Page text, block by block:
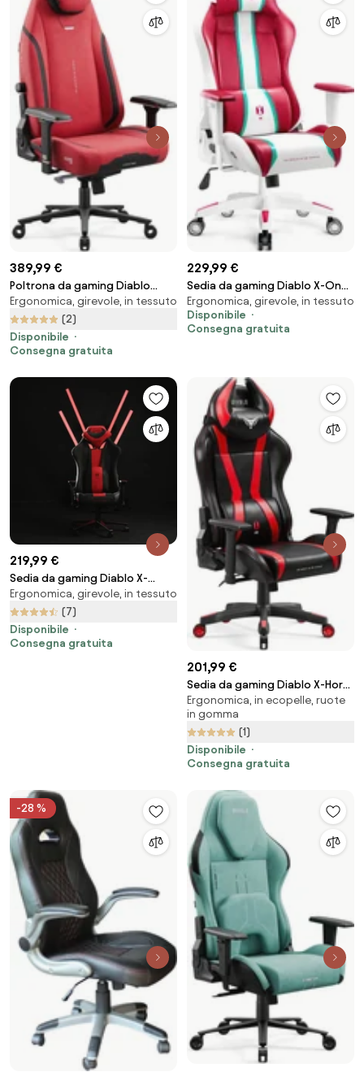
389,99 €
Poltrona da gaming Diablo
X.Eye Prime, Normal Size, Bloody
Mary
Ergonomica, girevole, in tessuto
(2)
Disponibile
Consegna gratuita
229,99 €
Sedia da gaming Diablo X-One
2.0 Candy Rose: Normal Size
Ergonomica, girevole, in tessuto
Disponibile
Consegna gratuita
219,99 €
Sedia da gaming Diablo X-
Player 2.0 in materiale Normal
Size: Nero
Ergonomica, girevole, in tessuto
(7)
Disponibile
Consegna gratuita
201,99 €
Sedia da gaming Diablo X-Horn
2.0 Normal Size, Nero-rosso
Ergonomica, in ecopelle, ruote
in gomma
(1)
Disponibile
Consegna gratuita
-28 %